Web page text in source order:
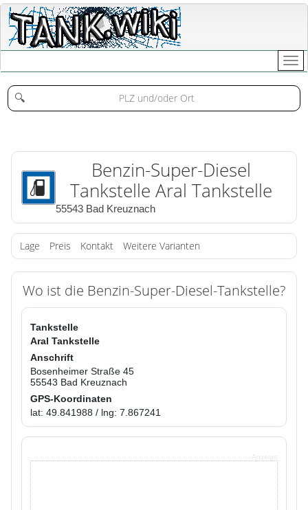
🔍
Benzin-Super-Diesel
Tankstelle Aral Tankstelle
55543 Bad Kreuznach
Lage Preis Kontakt Weitere Varianten
Wo ist die Benzin-Super-Diesel-Tankstelle?
Tankstelle
Aral Tankstelle
Anschrift
Bosenheimer Straße 45
55543 Bad Kreuznach
GPS-Koordinaten
lat: 49.841988 / lng: 7.867241